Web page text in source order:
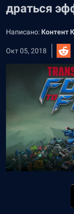
драться
Написано: Контент
Окт 05, 2018